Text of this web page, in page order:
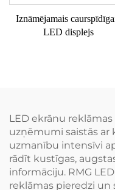
Iznāmējamais
LED displejs
LED ekrānu
uzņēmumi saistās ar
uzmanību intensīvi
rādīt kustīgas,
informāciju. RMG
reklāmas pieredzi un